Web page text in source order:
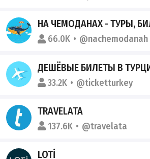
НА ЧЕМОДАНАХ - ТУРЫ, БИЛЕТЫ, ГОРЯЩИЕ
66.0K @nachemodanah
ДЕШЁВЫЕ БИЛЕТЫ В ТУРЦИЮ ❘
33.2K @ticketturkey
TRAVELATA
137.6K @travelata
LOTİ